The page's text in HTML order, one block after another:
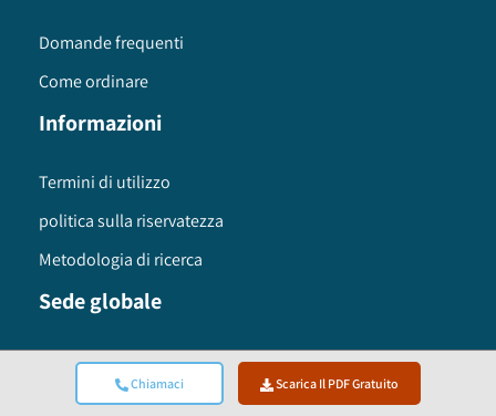
Chiamaci Scarica Il PDF Gratuito
Domande frequenti
Come ordinare
Informazioni
Termini di utilizzo
politica sulla riservatezza
Metodologia di ricerca
Sede globale
Global Market Insights Inc. 4 North Main Street,
Selbyville, Delaware 19975 USA